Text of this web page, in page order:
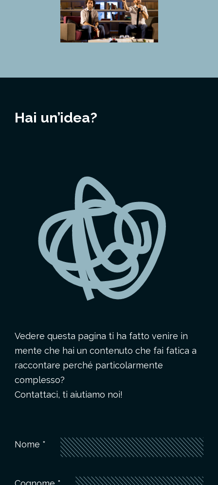
Hai un’idea?
Vedere questa pagina ti ha fatto venire in
mente che hai un contenuto che fai fatica a
raccontare perché particolarmente
complesso?
Contattaci, ti aiutiamo noi!
Nome *